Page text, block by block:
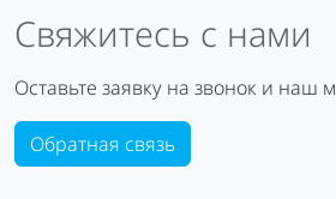
Свяжитесь с нами
Оставьте заявку на звонок и
Обратная связь